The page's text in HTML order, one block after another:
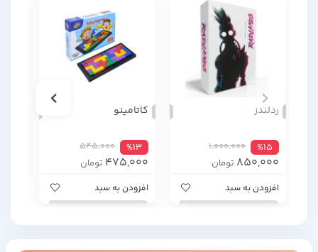
ردلندز
%15
1,000,000
850,000 تومان
افزودن به سبد
کاتامینو
%13
545,000
475,000 تومان
افزودن به سبد